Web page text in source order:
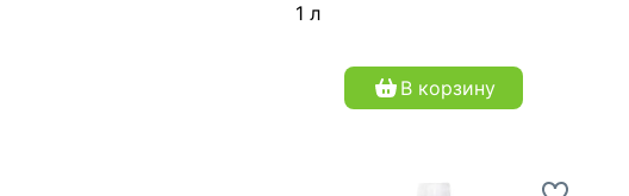
1 л
В корзину